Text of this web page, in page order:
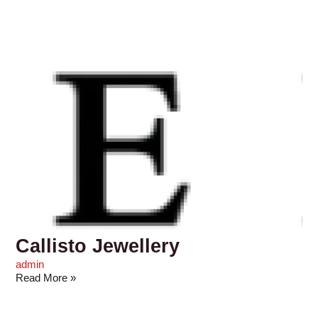
Callisto Jewellery
admin
Read More »